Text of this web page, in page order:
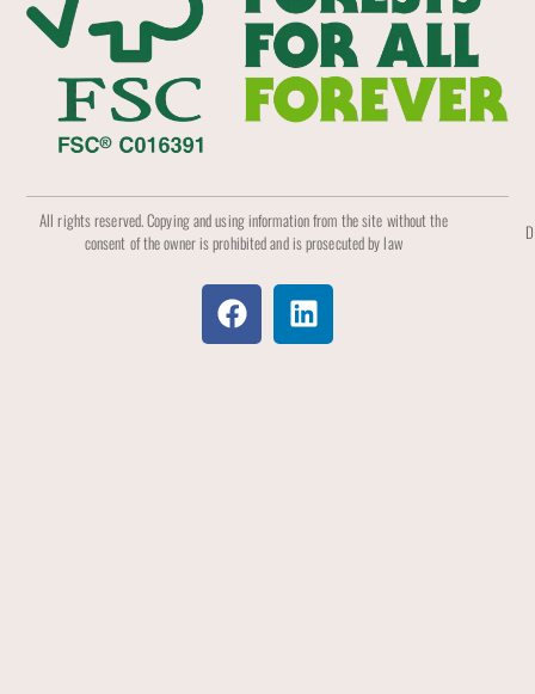
All rights reserved. Copying and using information from the site without the
consent of the owner is prohibited and is prosecuted by law